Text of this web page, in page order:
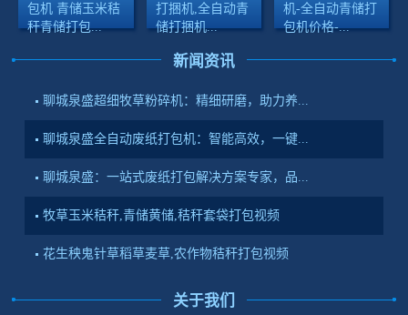
包机 青储玉米秸
秆青储打包...
打捆机,全自动青
储打捆机...
机-全自动青储打
包机价格-...
新闻资讯
聊城泉盛超细牧草粉碎机：精细研磨，助力养...
聊城泉盛全自动废纸打包机：智能高效，一键...
聊城泉盛：一站式废纸打包解决方案专家，品...
牧草玉米秸秆,青储黄储,秸秆套袋打包视频
花生秧鬼针草稻草麦草,农作物秸秆打包视频
关于我们